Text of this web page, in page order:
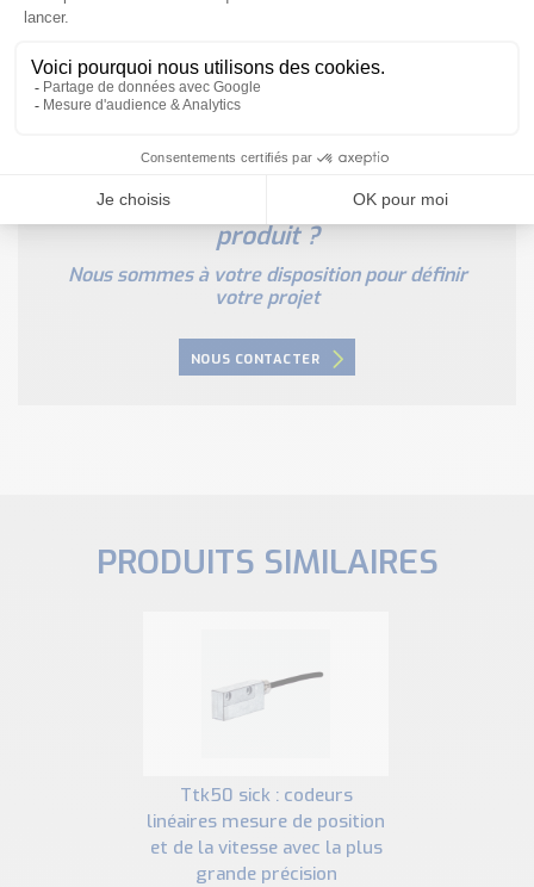
Besoin d'aide pour choisir votre
produit ?
Nous sommes à votre disposition pour définir
votre projet
NOUS CONTACTER
PRODUITS SIMILAIRES
ttk50 sick : codeurs
linéaires mesure de position
et de la vitesse avec la plus
grande précision